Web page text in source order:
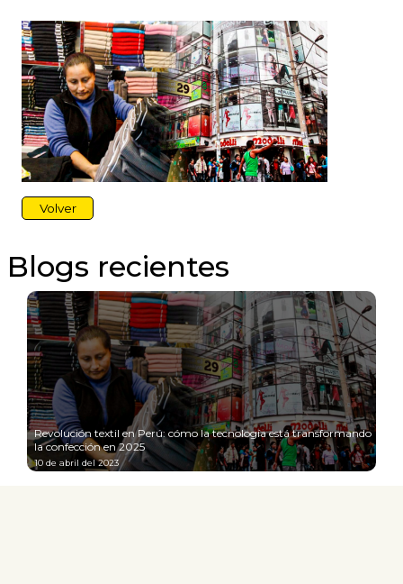
Volver
Blogs recientes
Revolución textil en Perú: cómo la tecnología está transformando
la confección en 2025
10 de abril del 2023